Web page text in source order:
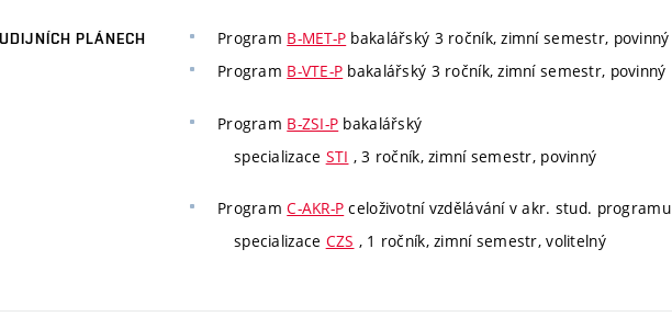
PLÁNECH Program B-MET-P bakalářský 3 ročník, zimní semestr, povinný
Program B-VTE-P bakalářský 3 ročník, zimní semestr, povinný
Program B-ZSI-P bakalářský
specializace STI , 3 ročník, zimní semestr, povinný
ProgramC-AKR-P celoživotní vzdělávání v akr. stud. programu
specializace CZS , 1 ročník, zimní semestr, volitelný